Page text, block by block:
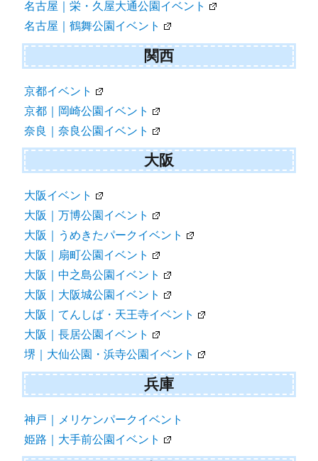
名古屋｜栄・久屋大通公園イベント
名古屋｜鶴舞公園イベント
関西
京都イベント
京都｜岡崎公園イベント
奈良｜奈良公園イベント
大阪
大阪イベント
大阪｜万博公園イベント
大阪｜うめきたパークイベント
大阪｜扇町公園イベント
大阪｜中之島公園イベント
大阪｜大阪城公園イベント
大阪｜てんしば・天王寺イベント
大阪｜長居公園イベント
堺｜大仙公園・浜寺公園イベント
兵庫
神戸｜メリケンパークイベント
姫路｜大手前公園イベント